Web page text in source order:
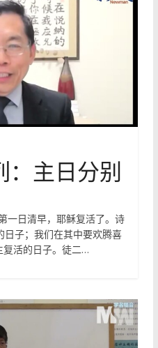
：主日分别
一日清早，耶稣复活了。诗
子；我们在其中要欢腾喜
复活的日子。徒二…